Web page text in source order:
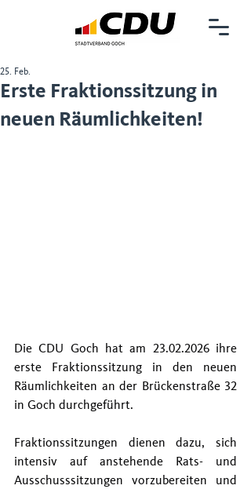
Erste Fraktionssitzung in
neuen Räumlichkeiten!
25. Feb.
Die CDU Goch hat am 23.02.2026 ihre
erste Fraktionssitzung in den neuen
Räumlichkeiten an der Brückenstraße 32
in Goch durchgeführt.
Fraktionssitzungen dienen dazu, sich
intensiv auf anstehende Rats- und
Ausschusssitzungen vorzubereiten und